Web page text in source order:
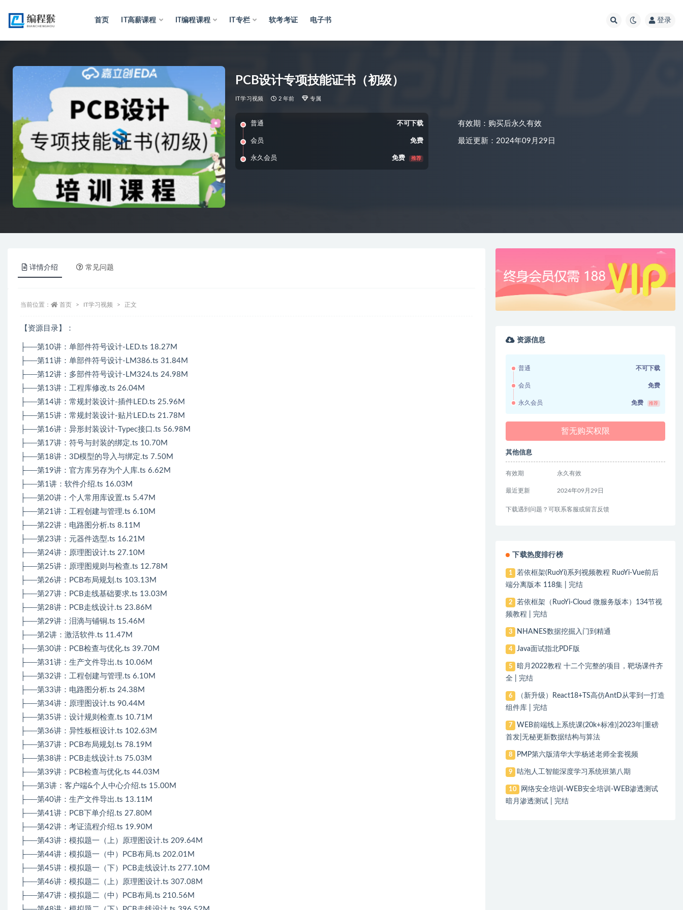
首页 IT高薪课程 IT编程课程 IT专栏 软考考证 电子书 登录
PCB设计专项技能证书（初级）
IT学习视频 2 年前 专属
普通 不可下载
会员 免费
永久会员 免费 推荐
有效期：购买后永久有效
最近更新：2024年09月29日
详情介绍 常见问题
当前位置： 首页 IT学习视频 正文
【资源目录】：
├──第10讲：单部件符号设计-LED.ts 18.27M
├──第11讲：单部件符号设计-LM386.ts 31.84M
├──第12讲：多部件符号设计-LM324.ts 24.98M
├──第13讲：工程库修改.ts 26.04M
├──第14讲：常规封装设计-插件LED.ts 25.96M
├──第15讲：常规封装设计-贴片LED.ts 21.78M
├──第16讲：异形封装设计-Typec接口.ts 56.98M
├──第17讲：符号与封装的绑定.ts 10.70M
├──第18讲：3D模型的导入与绑定.ts 7.50M
├──第19讲：官方库另存为个人库.ts 6.62M
├──第1讲：软件介绍.ts 16.03M
├──第20讲：个人常用库设置.ts 5.47M
├──第21讲：工程创建与管理.ts 6.10M
├──第22讲：电路图分析.ts 8.11M
├──第23讲：元器件选型.ts 16.21M
├──第24讲：原理图设计.ts 27.10M
├──第25讲：原理图规则与检查.ts 12.78M
├──第26讲：PCB布局规划.ts 103.13M
├──第27讲：PCB走线基础要求.ts 13.03M
├──第28讲：PCB走线设计.ts 23.86M
├──第29讲：泪滴与铺铜.ts 15.46M
├──第2讲：激活软件.ts 11.47M
├──第30讲：PCB检查与优化.ts 39.70M
├──第31讲：生产文件导出.ts 10.06M
├──第32讲：工程创建与管理.ts 6.10M
├──第33讲：电路图分析.ts 24.38M
├──第34讲：原理图设计.ts 90.44M
├──第35讲：设计规则检查.ts 10.71M
├──第36讲：异性板框设计.ts 102.63M
├──第37讲：PCB布局规划.ts 78.19M
├──第38讲：PCB走线设计.ts 75.03M
├──第39讲：PCB检查与优化.ts 44.03M
├──第3讲：客户端&个人中心介绍.ts 15.00M
├──第40讲：生产文件导出.ts 13.11M
├──第41讲：PCB下单介绍.ts 27.80M
├──第42讲：考证流程介绍.ts 19.90M
├──第43讲：模拟题一（上）原理图设计.ts 209.64M
├──第44讲：模拟题一（中）PCB布局.ts 202.01M
├──第45讲：模拟题一（下）PCB走线设计.ts 277.10M
├──第46讲：模拟题二（上）原理图设计.ts 307.08M
├──第47讲：模拟题二（中）PCB布局.ts 210.56M
资源信息
普通 不可下载
会员 免费
永久会员 免费 推荐
暂无购买权限
其他信息
有效期 永久有效
最近更新 2024年09月29日
下载遇到问题？可联系客服或留言反馈
下载热度排行榜
1
若依框架(RuoYi)系列视频教程 RuoYi-Vue前后
端分离版本 118集 | 完结
2
若依框架（RuoYi-Cloud 微服务版本）134节视
频教程 | 完结
3 NHANES数据挖掘入门到精通
4 Java面试指北PDF版
5
暗月2022教程 十二个完整的项目，靶场课件齐
全 | 完结
6
（新升级）React18+TS高仿AntD从零到一打造
组件库 | 完结
7
WEB前端线上系统课(20k+标准)|2023年|重磅
首发|无秘更新数据结构与算法
8 PMP第六版清华大学杨述老师全套视频
9 咕泡人工智能深度学习系统班第八期
10
网络安全培训-WEB安全培训-WEB渗透测试
暗月渗透测试 | 完结